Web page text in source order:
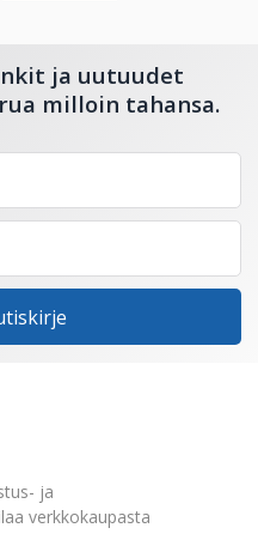
ja uutuudet
milloin tahansa.
ja
verkkokaupasta